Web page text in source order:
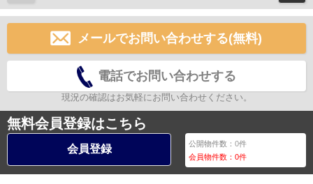
メールでお問い合わせする(無料)
電話でお問い合わせする
現況の確認はお気軽にお問い合わせください。
無料会員登録はこちら
会員登録 公開物件数：0件
会員物件数：0件